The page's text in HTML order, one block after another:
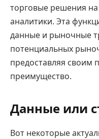
торговые решения на
аналитики. Эта
данные и рыночные
потенциальных
предоставляя своим
преимущество.
Данные или
Вот некоторые